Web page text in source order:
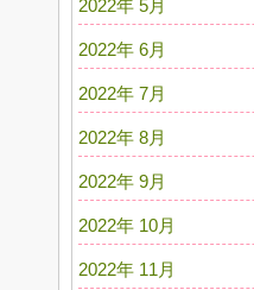
2022年 5月
2022年 6月
2022年 7月
2022年 8月
2022年 9月
2022年 10月
2022年 11月